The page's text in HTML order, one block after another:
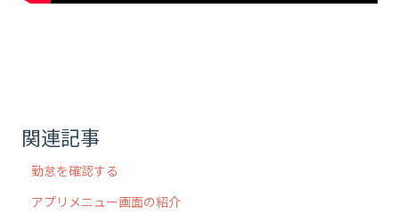
関連記事
勤怠を確認する
アプリメニュー画面の紹介